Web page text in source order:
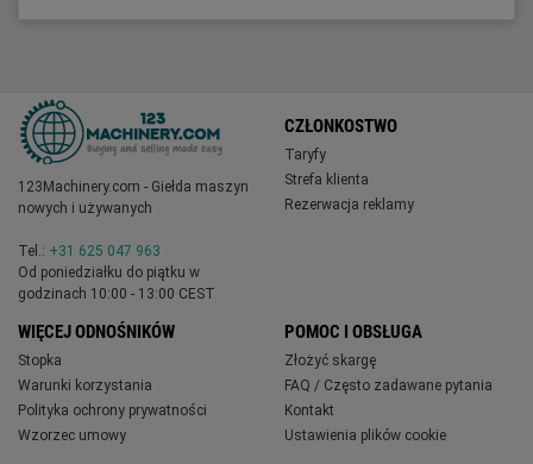
123Machinery.com - Giełda maszyn
nowych i używanych
Tel.: +31 625 047 963
Od poniedziałku do piątku w
godzinach 10:00 - 13:00 CEST
CZŁONKOSTWO
Taryfy
Strefa klienta
Rezerwacja reklamy
WIĘCEJ ODNOŚNIKÓW
Stopka
Warunki korzystania
Polityka ochrony prywatności
Wzorzec umowy
POMOC I OBSŁUGA
Złożyć skargę
FAQ / Często zadawane pytania
Kontakt
Ustawienia plików cookie